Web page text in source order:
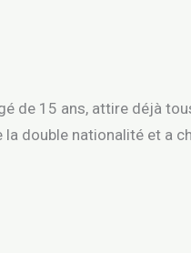
de 15 ans, attire déjà
la double nationalité et a